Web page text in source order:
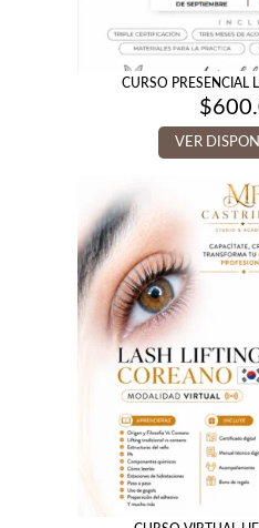
CURSO PRESENCIAL
$
VER